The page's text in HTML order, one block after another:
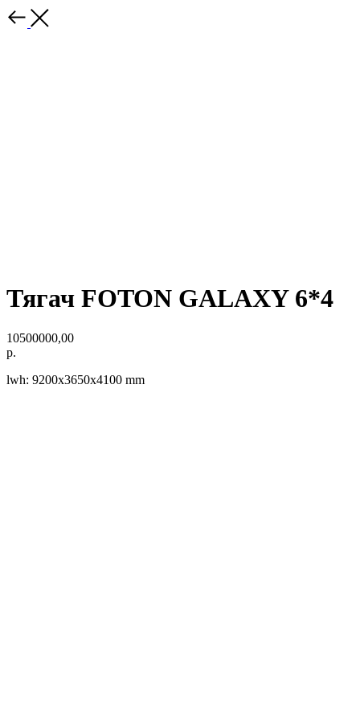
Тягач FOTON GALAXY 6*4
10500000,00
р.
lwh: 9200x3650x4100 mm